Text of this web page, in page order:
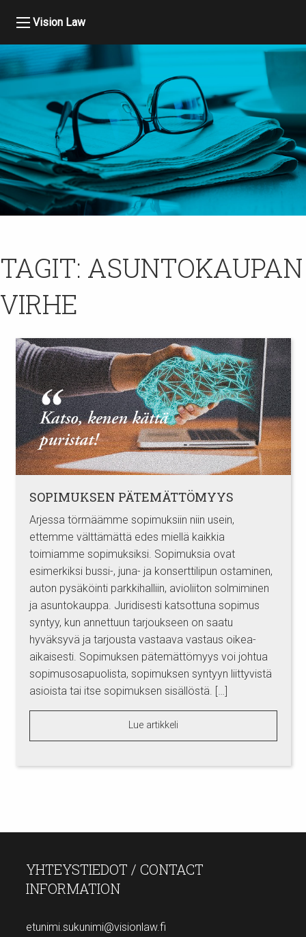
Vision Law
TAGIT: ASUNTOKAUPAN
VIRHE
SOPIMUKSEN PÄTEMÄTTÖMYYS
Arjessa törmäämme sopimuksiin niin usein,
ettemme välttämättä edes miellä kaikkia
toimiamme sopimuksiksi. Sopimuksia ovat
esimerkiksi bussi-, juna- ja konserttilipun ostaminen,
auton pysäköinti parkkihalliin, avioliiton solmiminen
ja asuntokauppa. Juridisesti katsottuna sopimus
syntyy, kun annettuun tarjoukseen on saatu
hyväksyvä ja tarjousta vastaava vastaus oikea-
aikaisesti. Sopimuksen pätemättömyys voi johtua
sopimusosapuolista, sopimuksen syntyyn liittyvistä
asioista tai itse sopimuksen sisällöstä. […]
Lue artikkeli
YHTEYSTIEDOT / CONTACT
INFORMATION
etunimi.sukunimi@visionlaw.fi